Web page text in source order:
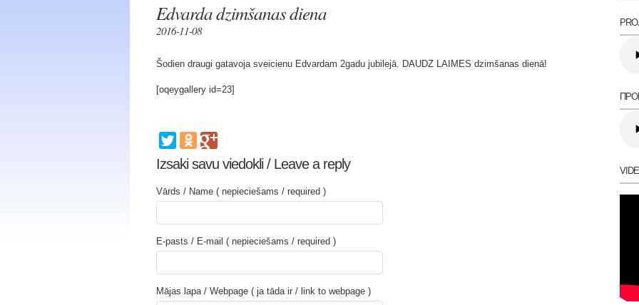
Edvarda dzimšanas diena
2016-11-08
Šodien draugi gatavoja sveicienu Edvardam 2gadu jubilejā. DAUDZ LAIMES dzimšanas dienā!
[oqeygallery id=23]
Izsaki savu viedokli / Leave a reply
Vārds / Name ( nepieciešams / required )
E-pasts / E-mail ( nepieciešams / required )
Mājas lapa / Webpage ( ja tāda ir / link to webpage )